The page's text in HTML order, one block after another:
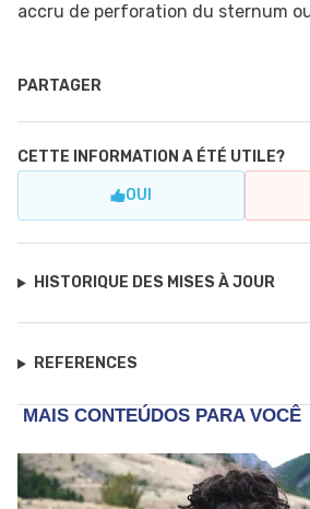
accru de perforation du sternum
PARTAGER
CETTE INFORMATION A ÉTÉ UTILE?
OUI
HISTORIQUE DES MISES À JOUR
REFERENCES